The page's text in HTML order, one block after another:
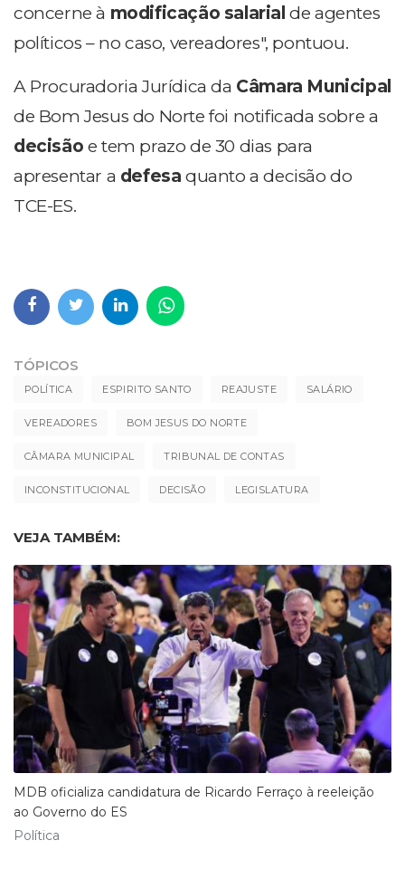
concerne à modificação salarial de agentes
políticos – no caso, vereadores", pontuou.
A Procuradoria Jurídica da Câmara Municipal
de Bom Jesus do Norte foi notificada sobre a
decisão e tem prazo de 30 dias para
apresentar a defesa quanto a decisão do
TCE-ES.
TÓPICOS
POLÍTICA ESPIRITO SANTO REAJUSTE SALÁRIO
VEREADORES BOM JESUS DO NORTE
CÂMARA MUNICIPAL TRIBUNAL DE CONTAS
INCONSTITUCIONAL DECISÃO LEGISLATURA
VEJA TAMBÉM:
MDB oficializa candidatura de Ricardo Ferraço à reeleição
ao Governo do ES
Política